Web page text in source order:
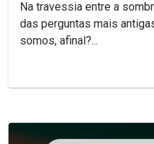
Na travessia entre a
das perguntas mais
somos, afinal?...